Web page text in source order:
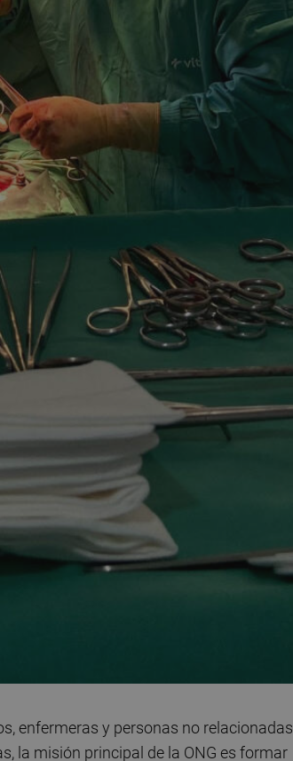
enfermeras y personas no relacionadas
la misión principal de la ONG es formar